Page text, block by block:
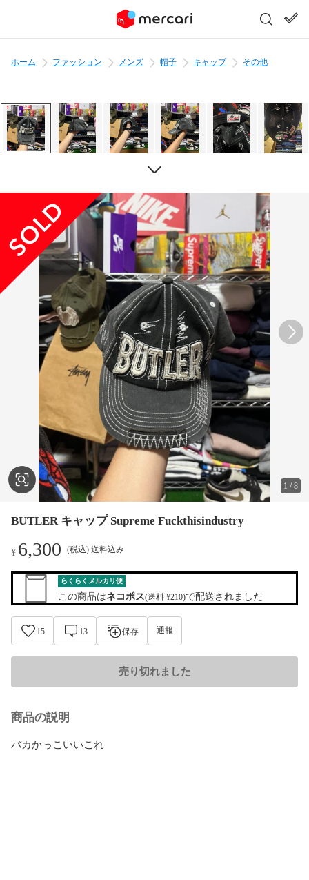
ホーム ファッション メンズ 帽子 キャップ その他
1 /8
BUTLER キャップ Supreme Fuckthisindustry
¥6,300 (税込) 送料込み
らくらくメルカリ便
この商品はネコポス(送料 ¥210)で配送されました
15 13 保存 通報
売り切れました
商品の説明
バカかっこいいこれ